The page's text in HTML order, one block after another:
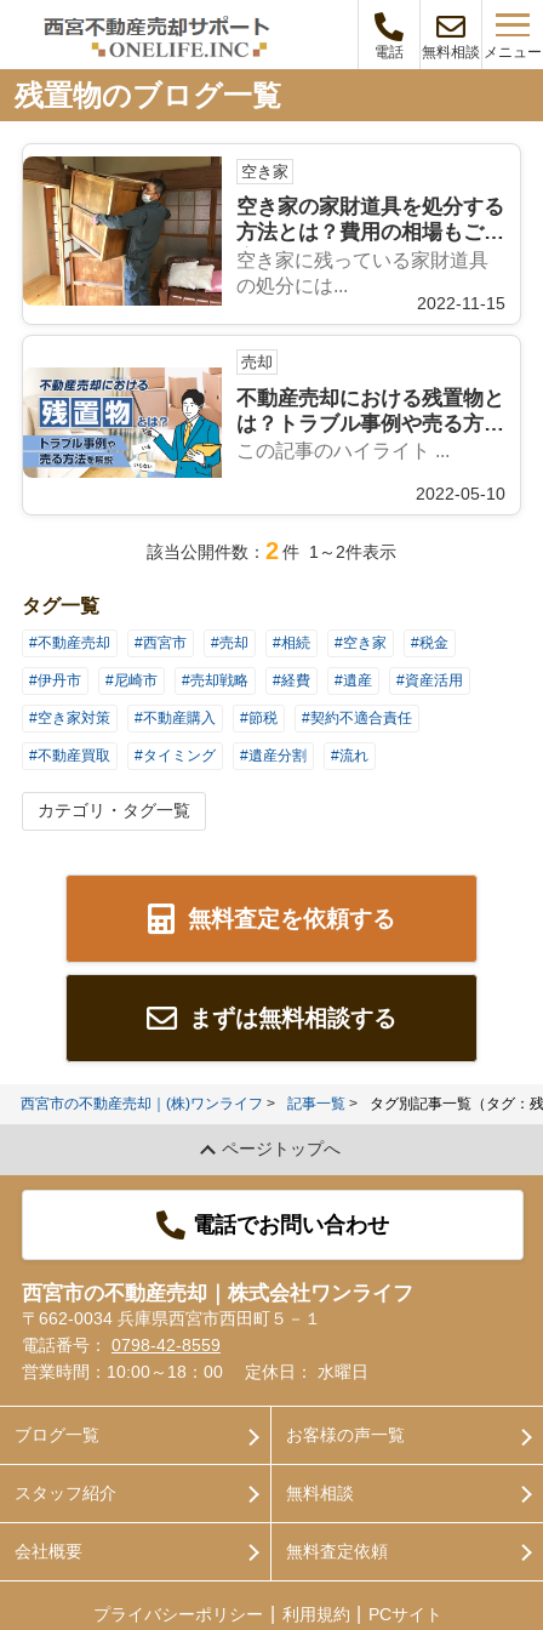
電話 無料相談 メニュー
残置物のブログ一覧
空き家
空き家の家財道具を処分する
方法とは？費用の相場もご紹
介！
空き家に残っている家財道具
の処分には...
2022-11-15
売却
不動産売却における残置物と
は？トラブル事例や売る方法
を解説
この記事のハイライト ...
2022-05-10
該当公開件数： 2件 1～2件表示
タグ一覧
#不動産売却 #西宮市 #売却 #相続 #空き家 #税金
#伊丹市 #尼崎市 #売却戦略 #経費 #遺産 #資産活用
#空き家対策 #不動産購入 #節税 #契約不適合責任
#不動産買取 #タイミング #遺産分割 #流れ
カテゴリ・タグ一覧
無料査定を依頼する
まずは無料相談する
西宮市の不動産売却｜(株)ワンライフ 記事一覧 タグ別記事一覧（タグ：
ページトップへ
電話でお問い合わせ
西宮市の不動産売却｜株式会社ワンライフ
〒662-0034 兵庫県西宮市西田町５－１
電話番号： 0798-42-8559
営業時間：10:00～18：00
定休日： 水曜日
ブログ一覧
スタッフ紹介
会社概要
お客様の声一覧
無料相談
無料査定依頼
プライバシーポリシー 利用規約 PCサイト